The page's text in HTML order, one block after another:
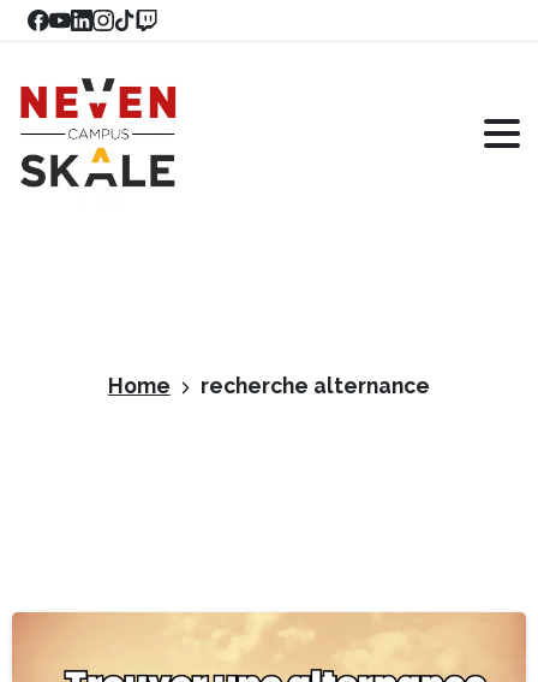
Home recherche alternance